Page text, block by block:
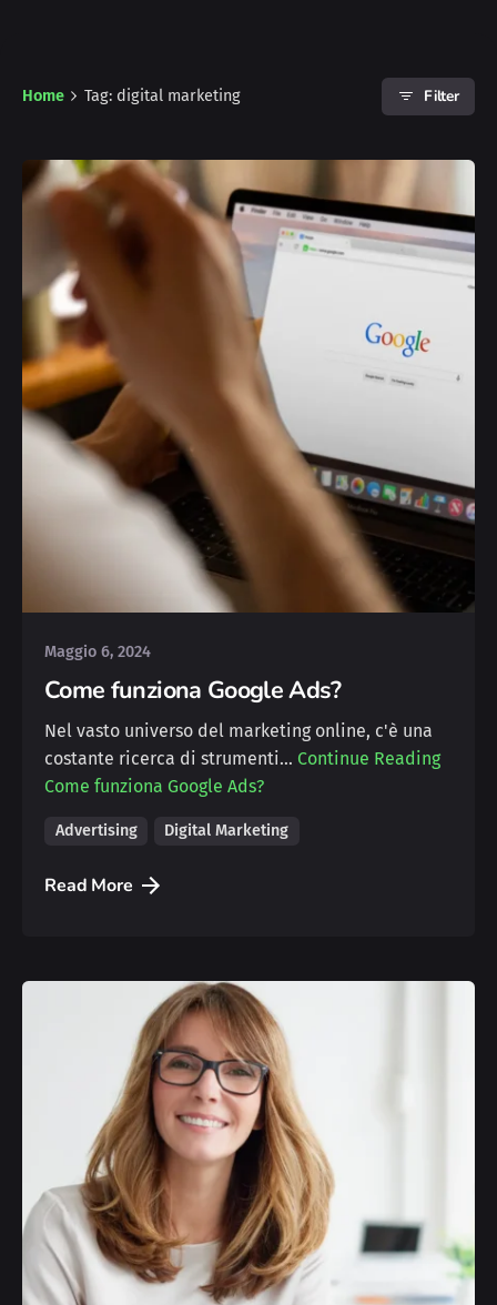
Home Tag: digital marketing Filter
Posted by
Maggio 6, 2024
Come funziona Google Ads?
Nel vasto universo del marketing online, c'è una
costante ricerca di strumenti… Continue Reading
Come funziona Google Ads?
Advertising Digital Marketing
Read More